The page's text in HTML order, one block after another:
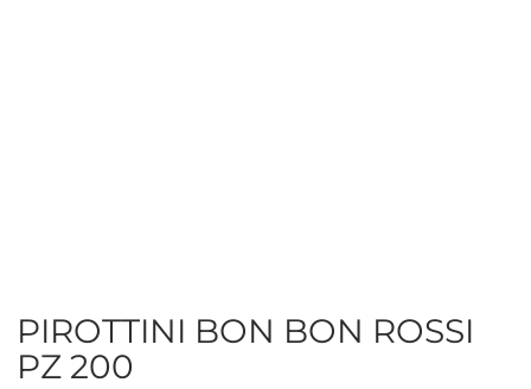
PIROTTINI BON BON ROSSI
PZ 200